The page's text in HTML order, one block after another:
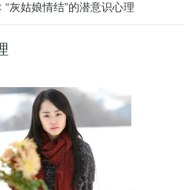
“灰姑娘情结”的潜意识心理